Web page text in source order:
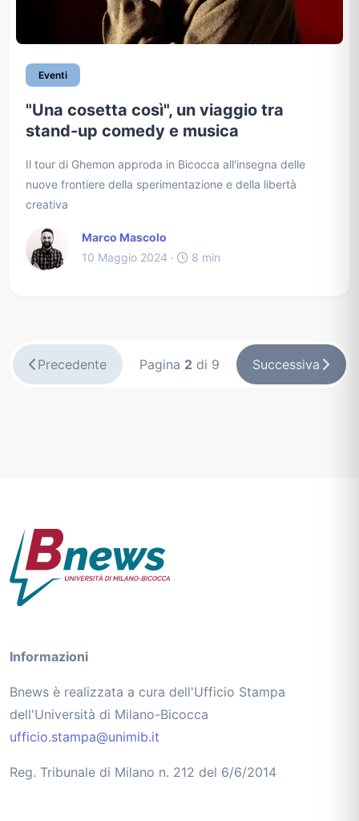
Eventi
"Una cosetta così", un viaggio tra
stand-up comedy e musica
Il tour di Ghemon approda in Bicocca all'insegna delle
nuove frontiere della sperimentazione e della libertà
creativa
Marco Mascolo
10 Maggio 2024 ·
8 min
Precedente Pagina 2 di 9 Successiva
Informazioni
Bnews è realizzata a cura dell'Ufficio Stampa
dell'Università di Milano-Bicocca
ufficio.stampa@unimib.it
Reg. Tribunale di Milano n. 212 del 6/6/2014